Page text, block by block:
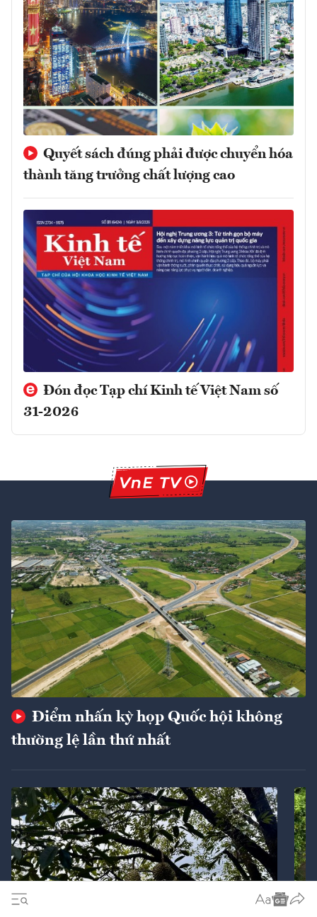
Quyết sách đúng phải được chuyển hóa
thành tăng trưởng chất lượng cao
Đón đọc Tạp chí Kinh tế Việt Nam số
31-2026
Điểm nhấn kỳ họp Quốc hội không
thường lệ lần thứ nhất